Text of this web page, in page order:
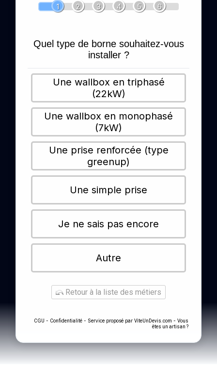
1 2 3 4 5 6
Quel type de borne souhaitez-vous
installer ?
Une wallbox en triphasé
(22kW)
Une wallbox en monophasé
(7kW)
Une prise renforcée (type
greenup)
Une simple prise
Je ne sais pas encore
Autre
Retour à la liste des métiers
CGU - Confidentialité - Service proposé par ViteUnDevis.com - Vous
êtes un artisan ?